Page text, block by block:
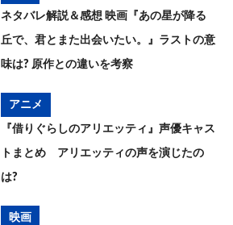
ネタバレ解説＆感想 映画『あの星が降る
丘で、君とまた出会いたい。』ラストの意
味は? 原作との違いを考察
アニメ
『借りぐらしのアリエッティ』声優キャス
トまとめ アリエッティの声を演じたの
は?
映画